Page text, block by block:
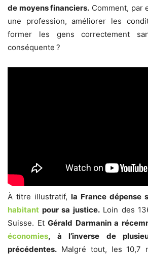
de moyens financiers. Comment, par
une profession, améliorer les
former les gens correctement
conséquente ?
À titre illustratif, la France dépense
habitant pour sa justice.Loin des
Suisse. EtGérald Darmanin a
économies, à l’inverse de
précédentes. Malgré tout, les 10,7